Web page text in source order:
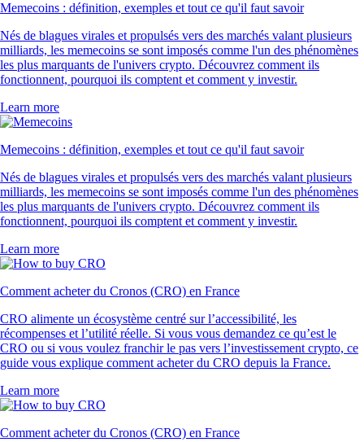
Memecoins : définition, exemples et tout ce qu'il faut savoir
Nés de blagues virales et propulsés vers des marchés valant plusieurs
milliards, les memecoins se sont imposés comme l'un des phénomènes
les plus marquants de l'univers crypto. Découvrez comment ils
fonctionnent, pourquoi ils comptent et comment y investir.
Learn more
Memecoins : définition, exemples et tout ce qu'il faut savoir
Nés de blagues virales et propulsés vers des marchés valant plusieurs
milliards, les memecoins se sont imposés comme l'un des phénomènes
les plus marquants de l'univers crypto. Découvrez comment ils
fonctionnent, pourquoi ils comptent et comment y investir.
Learn more
Comment acheter du Cronos (CRO) en France
CRO alimente un écosystème centré sur l’accessibilité, les
récompenses et l’utilité réelle. Si vous vous demandez ce qu’est le
CRO ou si vous voulez franchir le pas vers l’investissement crypto, ce
guide vous explique comment acheter du CRO depuis la France.
Learn more
Comment acheter du Cronos (CRO) en France